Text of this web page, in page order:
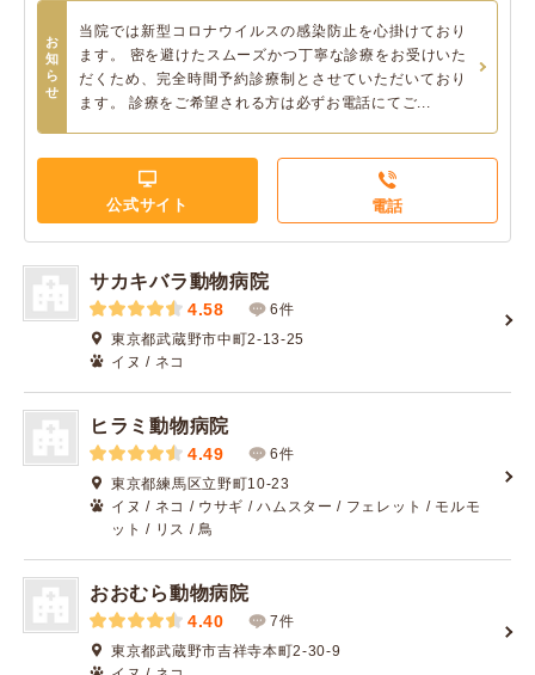
お
知
ら
せ
当院では新型コロナウイルスの感染防止を心掛けており
ます。 密を避けたスムーズかつ丁寧な診療をお受けいた
だくため、完全時間予約診療制とさせていただいており
ます。 診療をご希望される方は必ずお電話にてご...
公式サイト 電話
サカキバラ動物病院
4.58
6件
東京都武蔵野市中町2-13-25
イヌ / ネコ
ヒラミ動物病院
4.49
6件
東京都練馬区立野町10-23
イヌ / ネコ / ウサギ / ハムスター / フェレット / モルモ
ット / リス / 鳥
おおむら動物病院
4.40
7件
東京都武蔵野市吉祥寺本町2-30-9